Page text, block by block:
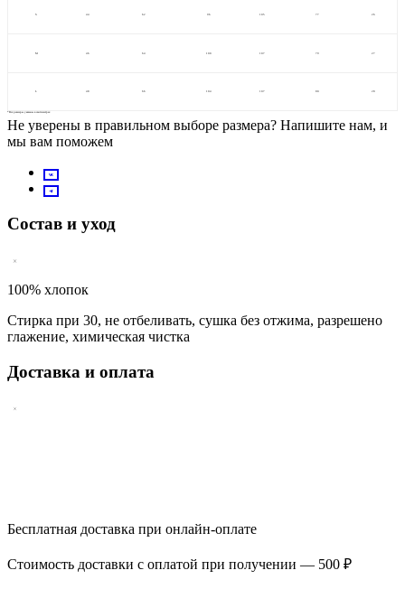
S 44 62 96 105 77 26
M 46 64 100 107 79 27
L 48 66 104 107 80 28
*Все размеры указаны в сантиметрах
Не уверены в правильном выборе размера? Напишите нам, и
мы вам поможем
Состав и уход
100% хлопок
Стирка при 30, не отбеливать, сушка без отжима, разрешено
глажение, химическая чистка
Доставка и оплата
Бесплатная доставка при онлайн-оплате
Стоимость доставки с оплатой при получении — 500 ₽